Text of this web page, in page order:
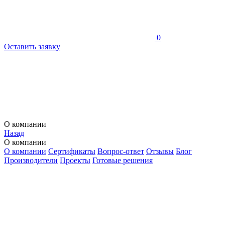
0
Оставить заявку
О компании
Назад
О компании
О компании Сертификаты Вопрос-ответ Отзывы Блог
Производители Проекты Готовые решения